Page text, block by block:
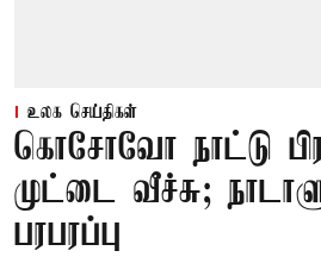
உலக செய்திகள்
கொசோவோ நாட்டு
முட்டை வீச்சு;
பரபரப்பு